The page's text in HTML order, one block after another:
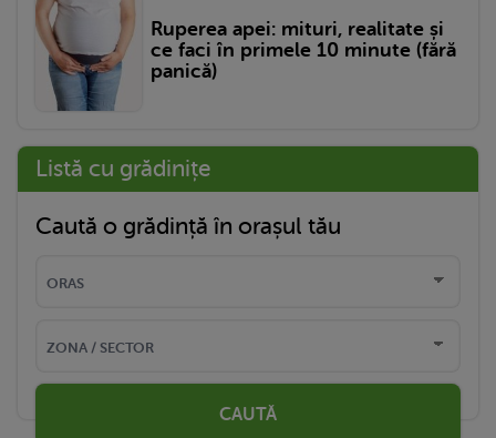
Ruperea apei: mituri, realitate și
ce faci în primele 10 minute (fără
panică)
Listă cu grădinițe
Caută o grădință în orașul tău
CAUTĂ